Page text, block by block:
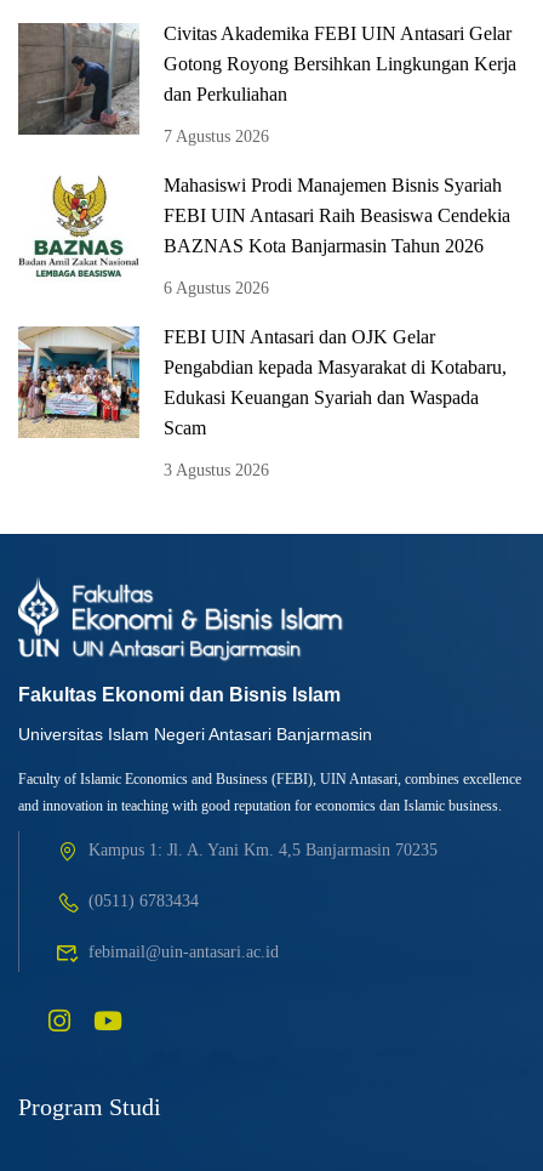
Civitas Akademika FEBI UIN Antasari Gelar
Gotong Royong Bersihkan Lingkungan Kerja
dan Perkuliahan
7 Agustus 2026
Mahasiswi Prodi Manajemen Bisnis Syariah
FEBI UIN Antasari Raih Beasiswa Cendekia
BAZNAS Kota Banjarmasin Tahun 2026
6 Agustus 2026
FEBI UIN Antasari dan OJK Gelar
Pengabdian kepada Masyarakat di Kotabaru,
Edukasi Keuangan Syariah dan Waspada
Scam
3 Agustus 2026
Fakultas Ekonomi dan Bisnis Islam
Universitas Islam Negeri Antasari Banjarmasin
Faculty of Islamic Economics and Business (FEBI), UIN Antasari, combines excellence
and innovation in teaching with good reputation for economics dan Islamic business.
Kampus 1: Jl. A. Yani Km. 4,5 Banjarmasin 70235
(0511) 6783434
febimail@uin-antasari.ac.id
Program Studi